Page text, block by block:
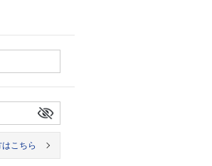
こちら